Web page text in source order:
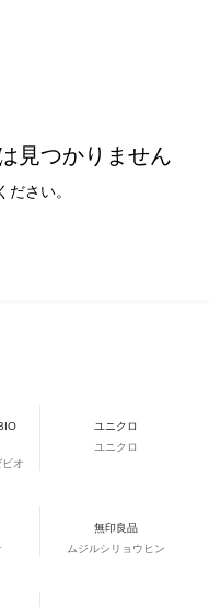
見つかりません
さい。
オ
ユニクロ
ユニクロ
無印良品
ムジルシリョウヒン